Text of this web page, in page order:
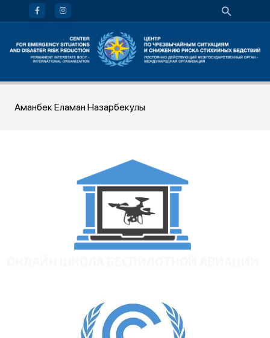
Аманбек Еламан Назарбекулы